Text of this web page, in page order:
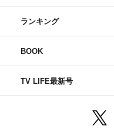
ランキング
BOOK
TV LIFE最新号